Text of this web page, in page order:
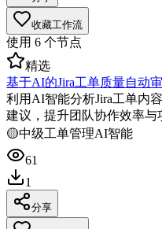
收藏工作流
使用 6 个节点
精选
基于AI的Jira工单质量自动
利用AI智能分析Jira工单内
建议，提升团队协作效率与
🟡中级工单管理AI智能
61
1
分享